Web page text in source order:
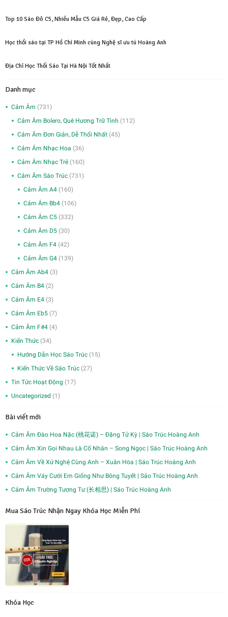
Top 10 Sáo Đô C5, Nhiều Mẫu C5 Giá Rẻ, Đẹp, Cao Cấp
Học thổi sáo tại TP Hồ Chí Minh cùng Nghệ sĩ ưu tú Hoàng Anh
Địa Chỉ Học Thổi Sáo Tại Hà Nội Tốt Nhất
Danh mục
Cảm Âm (731)
Cảm Âm Bolero, Quê Hương Trữ Tình (112)
Cảm Âm Đơn Giản, Dễ Thổi Nhất (45)
Cảm Âm Nhạc Hoa (36)
Cảm Âm Nhạc Trẻ (160)
Cảm Âm Sáo Trúc (731)
Cảm Âm A4 (160)
Cảm Âm Bb4 (106)
Cảm Âm C5 (332)
Cảm Âm D5 (30)
Cảm Âm F4 (42)
Cảm Âm G4 (139)
Cảm Âm Ab4 (3)
Cảm Âm B4 (2)
Cảm Âm E4 (3)
Cảm Âm Eb5 (7)
Cảm Âm F#4 (4)
Kiến Thức (34)
Hướng Dẫn Học Sáo Trúc (15)
Kiến Thức Về Sáo Trúc (27)
Tin Tức Hoạt Động (17)
Uncategorized (1)
Bài viết mới
Cảm Âm Đào Hoa Nặc (桃花诺) – Đặng Tử Kỳ | Sáo Trúc Hoàng Anh
Cảm Âm Xin Gọi Nhau Là Cố Nhân – Song Ngọc | Sáo Trúc Hoàng Anh
Cảm Âm Về Xứ Nghệ Cùng Anh – Xuân Hòa | Sáo Trúc Hoàng Anh
Cảm Âm Váy Cưới Em Giống Như Bông Tuyết | Sáo Trúc Hoàng Anh
Cảm Âm Trường Tương Tư (长相思) | Sáo Trúc Hoàng Anh
Mua Sáo Trúc Nhận Ngay Khóa Học Miễn Phí
Khóa Học